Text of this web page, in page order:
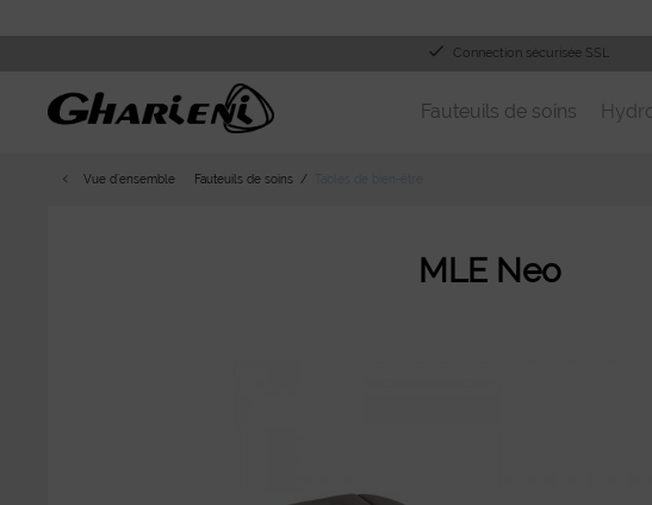
Connection sécurisée SSL
Fauteuils de soins
Vue d´ensemble Fauteuils de soins
MLE Neo